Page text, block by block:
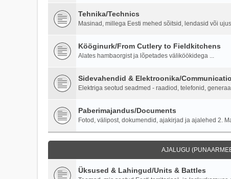
Tehnika/Technics
Masinad, millega Eesti mehed sõitsid, lendasid või
Kööginurk/From Cutlery to Fieldkitchens
Alates hambaorgist ja lõpetades väliköökidega ...
Sidevahendid & Elektroonika/
Elektriga seotud seadmed - raadiod, telefonid,
Paberimajandus/Documents
Fotod, välipost, dokumendid, ajakirjad ja ajalehed 2.
AJALUGU
Üksused & Lahingud/Units & Battles